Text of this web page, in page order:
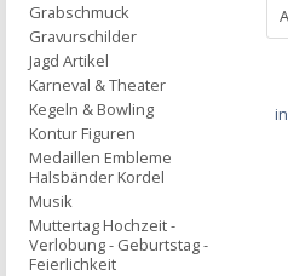
Grabschmuck
Gravurschilder
Jagd Artikel
Karneval & Theater
Kegeln & Bowling
Kontur Figuren
Medaillen Embleme
Halsbänder Kordel
Musik
Muttertag Hochzeit -
Verlobung - Geburtstag -
Feierlichkeit